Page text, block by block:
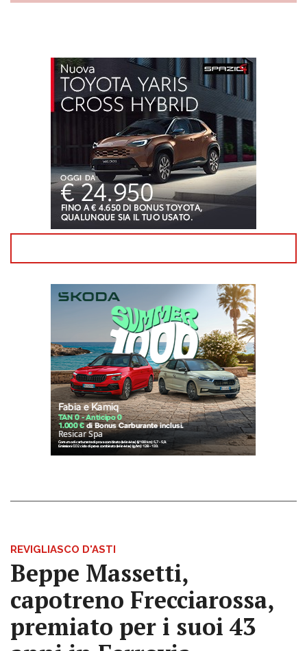
REVIGLIASCO D'ASTI
Beppe Massetti,
capotreno Frecciarossa,
premiato per i suoi 43